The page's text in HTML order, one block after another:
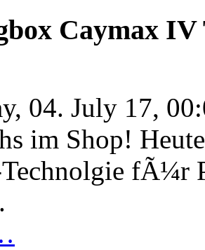
Caymax IV
04. July 17,
im Shop!
fÃ¼r